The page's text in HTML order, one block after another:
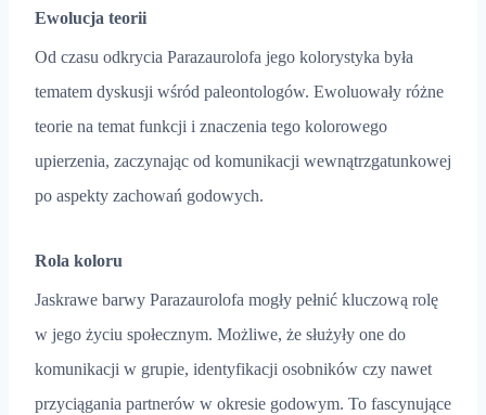
Ewolucja teorii
Od czasu odkrycia Parazaurolofa jego kolorystyka była
tematem dyskusji wśród paleontologów. Ewoluowały różne
teorie na temat funkcji i znaczenia tego kolorowego
upierzenia, zaczynając od komunikacji wewnątrzgatunkowej
po aspekty zachowań godowych.
Rola koloru
Jaskrawe barwy Parazaurolofa mogły pełnić kluczową rolę
w jego życiu społecznym. Możliwe, że służyły one do
komunikacji w grupie, identyfikacji osobników czy nawet
przyciągania partnerów w okresie godowym. To fascynujące